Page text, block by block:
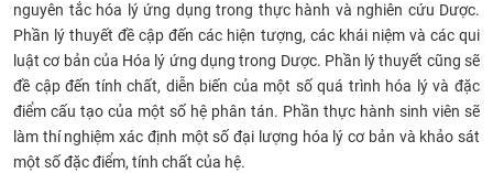
nguyên tắc hóa lý ứng dụng trong thực hành và nghiên cứu Dược.
Phần lý thuyết đề cập đến các hiện tượng, các khái niệm và các qui
luật cơ bản của Hóa lý ứng dụng trong Dược. Phần lý thuyết cũng sẽ
đề cập đến tính ​chất, diễn biến của một số quá trình hóa lý và đặc
điểm cấu tạo của một số hệ phân tán. Phần thực hành sinh viên sẽ
làm thí nghiệm xác định một số đại lượng hóa lý cơ bản và khảo sát
một số đặc điểm, tính chất của hệ.